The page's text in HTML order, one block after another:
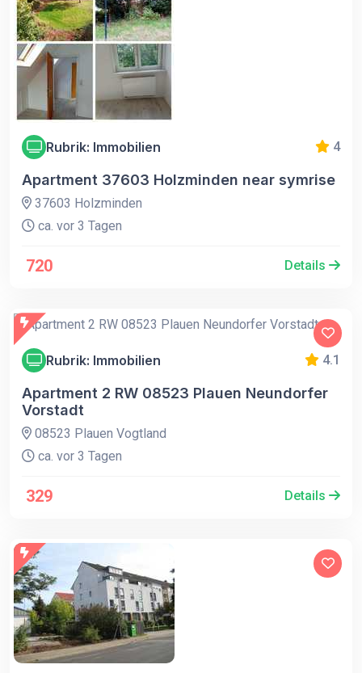
Rubrik: Immobilien 4
Apartment 37603 Holzminden near symrise
37603 Holzminden
ca. vor 3 Tagen
720 Details
Rubrik: Immobilien 4.1
Apartment 2 RW 08523 Plauen Neundorfer
Vorstadt
08523 Plauen Vogtland
ca. vor 3 Tagen
329 Details